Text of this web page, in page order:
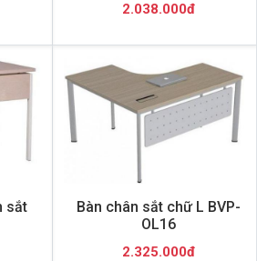
2.038.000đ
sắt
Bàn chân sắt chữ L BVP-
OL16
2.325.000đ